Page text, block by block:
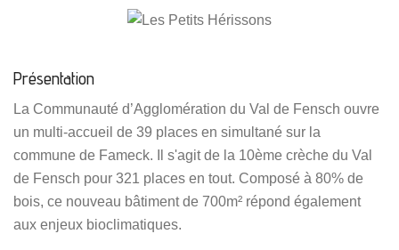
Présentation
La Communauté d’Agglomération du Val de Fensch ouvre
un multi-accueil de 39 places en simultané sur la
commune de Fameck. Il s'agit de la 10ème crèche du Val
de Fensch pour 321 places en tout. Composé à 80% de
bois, ce nouveau bâtiment de 700m² répond également
aux enjeux bioclimatiques.